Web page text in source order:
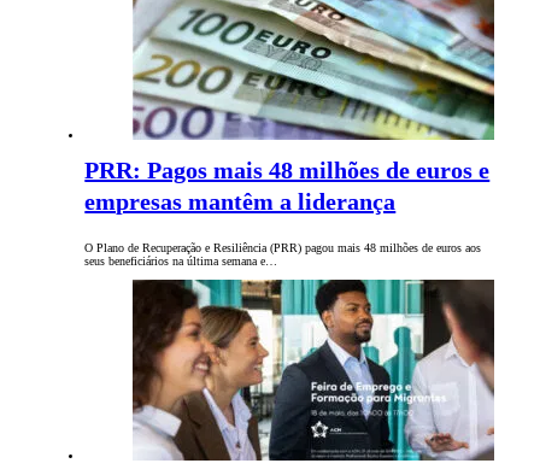
PRR: Pagos mais 48 milhões de euros e
empresas mantêm a liderança
O Plano de Recuperação e Resiliência (PRR) pagou mais 48 milhões de euros aos
seus beneficiários na última semana e…